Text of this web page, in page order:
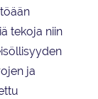
tekoja niin
ja